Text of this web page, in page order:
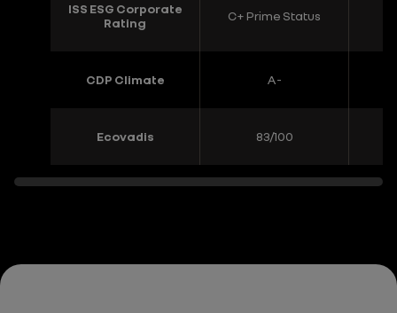
ISS ESG Corporate
Rating
C+ Prime Status
CDP Climate A-
Ecovadis 83/100